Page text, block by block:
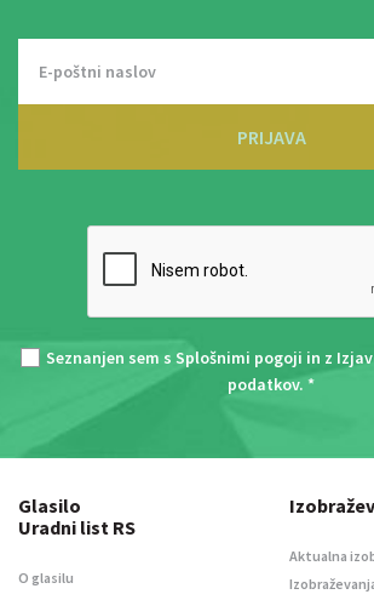
PRIJAVA
Seznanjen sem s Splošnimi pogoji in z
podatkov. *
Glasilo
Uradni list RS
O glasilu
Aktualna